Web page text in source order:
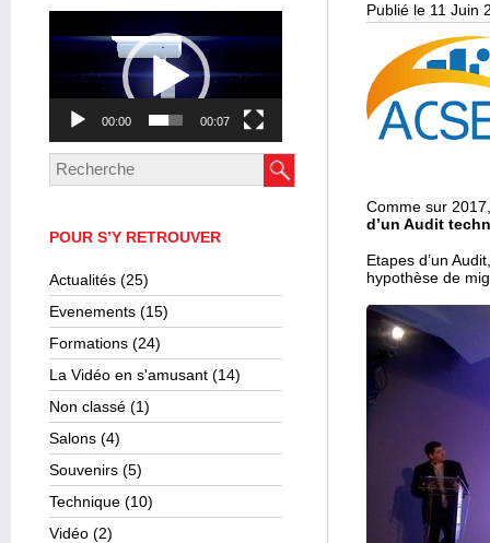
vidéo
00:00 00:07
POUR S’Y RETROUVER
Actualités (25)
Evenements (15)
Formations (24)
La Vidéo en s'amusant (14)
Non classé (1)
Salons (4)
Souvenirs (5)
Technique (10)
Vidéo (2)
Publié le 11 Juin
Comme sur
d’un Audit
Etapes d’un
hypothèse de